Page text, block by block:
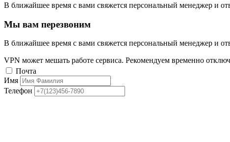
В ближайшее время с вами свяжется персональный менеджер и
Мы вам перезвоним
В ближайшее время с вами свяжется персональный менеджер и
VPN может мешать работе сервиса. Рекомендуем временно
Почта
Имя
Телефон